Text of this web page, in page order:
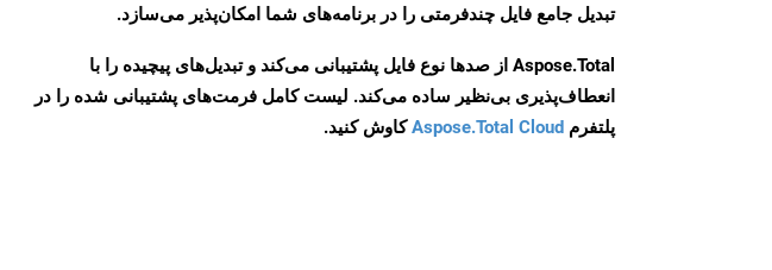
تبدیل جامع فایل چندفرمتی را در برنامه‌های شما امکان‌پذیر می‌سازد.
Aspose.Total از صدها نوع فایل پشتیبانی می‌کند و تبدیل‌های پیچیده را با
انعطاف‌پذیری بی‌نظیر ساده می‌کند. لیست کامل فرمت‌های پشتیبانی شده را در
پلتفرم Aspose.Total Cloudکاوش کنید.